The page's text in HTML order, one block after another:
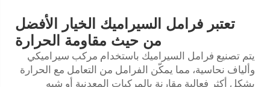
تعتبر فرامل السيراميك الخيار الأفضل
من حيث مقاومة الحرارة
يتم تصنيع فرامل السيراميك باستخدام مركب سيراميكي
وألياف نحاسية، مما يمكّن الفرامل من التعامل مع الحرارة
بشكل أكثر فعالية مقارنة بالمركبات المعدنية أو شبه